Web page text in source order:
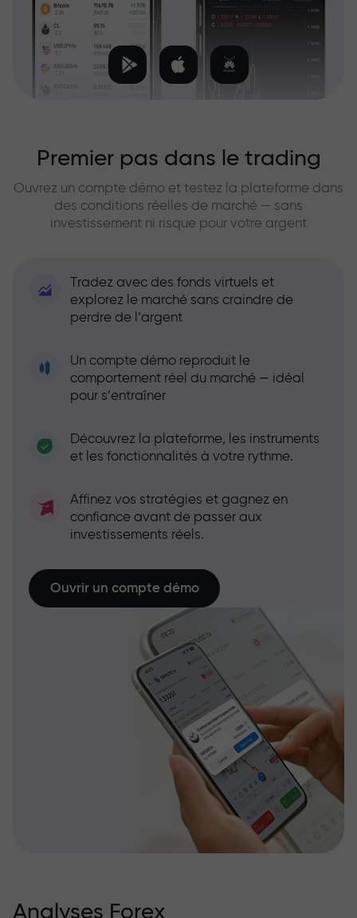
Premier pas dans le trading
Ouvrez un compte démo et testez la plateforme dans
des conditions réelles de marché — sans
investissement ni risque pour votre argent
Tradez avec des fonds virtuels et
explorez le marché sans craindre de
perdre de l’argent
Un compte démo reproduit le
comportement réel du marché — idéal
pour s’entraîner
Découvrez la plateforme, les instruments
et les fonctionnalités à votre rythme.
Affinez vos stratégies et gagnez en
confiance avant de passer aux
investissements réels.
Ouvrir un compte démo
Analyses Forex